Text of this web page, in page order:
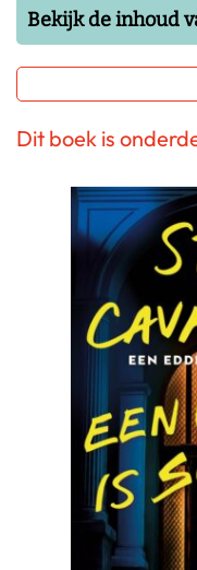
Bekijk de inhoud
Dit boek is